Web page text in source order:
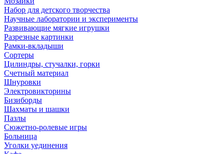
Набор для детского творчества
Научные лаборатории и эксперименты
Развивающие мягкие игрушки
Разрезные картинки
Рамки-вкладыши
Сортеры
Цилиндры, стучалки, горки
Счетный материал
Шнуровки
Электровикторины
Бизиборды
Шахматы и шашки
Пазлы
Сюжетно-ролевые игры
Больница
Уголки уединения